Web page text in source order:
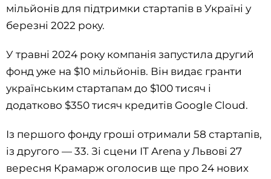
мільйонів для підтримки стартапів в Україні у
березні 2022 року.
У травні 2024 року компанія запустила другий
фонд уже на $10 мільйонів. Він видає гранти
українським стартапам до $100 тисяч і
додатково $350 тисяч кредитів Google Cloud.
Із першого фонду гроші отримали 58 стартапів,
із другого — 33. Зі сцени IT Arena у Львові 27
вересня Крамарж оголосив ще про 24 нових